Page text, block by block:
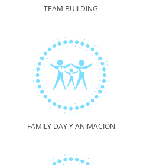
TEAM BUILDING
FAMILY DAY Y ANIMACIÓN